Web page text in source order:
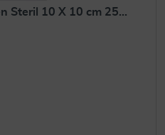
Steril 10 X 10 cm 25...